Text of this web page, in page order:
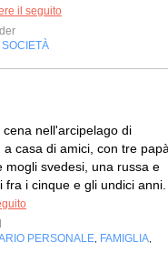
il seguito
SOCIETÀ
cena nell'arcipelago di
a casa di amici, con tre
mogli svedesi, una russa e
fra i cinque e gli undici anni.
PERSONALE FAMIGLIA